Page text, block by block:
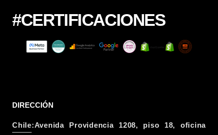
#CERTIFICACIONES
DIRECCIÓN
Chile:Avenida Providencia 1208, piso 18, oficina